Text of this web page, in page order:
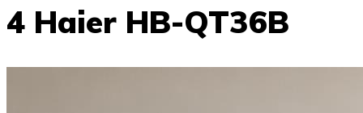
4 Haier HB-QT36B